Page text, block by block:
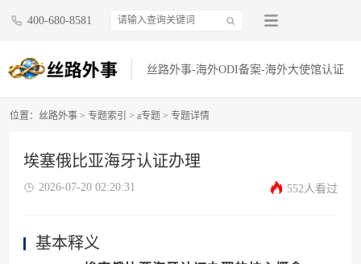
400-680-8581
丝路外事-海外ODI备案-海外大使馆认证
位置： 丝路外事 > 专题索引 > a专题 > 专题详情
埃塞俄比亚海牙认证办理
2026-07-20 02:20:31 552人看过
基本释义